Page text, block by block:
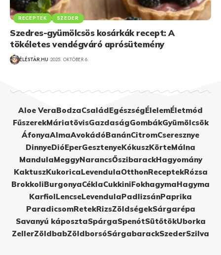
RECEPTEK SZEDER
Szedres-gyümölcsös kosárkák recept: A
tökéletes vendégváró aprósütemény
ÉLÉSTÁR.HU 2025. OKTÓBER 6.
Aloe VeraBodzaCsaládEgészségÉlelemÉletmód
FűszerekMáriatövisGazdaságGombákGyümölcsök
ÁfonyaAlmaAvokádóBanánCitromCseresznye
DinnyeDióEperGesztenyeKókuszKörteMálna
MandulaMeggyNarancsŐszibarackHagyomány
KaktuszKukoricaLevendulaOtthonReceptekRózsa
BrokkoliBurgonyaCéklaCukkiniFokhagymaHagyma
KarfiolLencseLevendulaPadlizsánPaprika
ParadicsomRetekRizsZöldségekSárgarépa
Savanyú káposztaSpárgaSpenótSütőtökUborka
ZellerZöldbabZöldborsóSárgabarackSzederSzilva